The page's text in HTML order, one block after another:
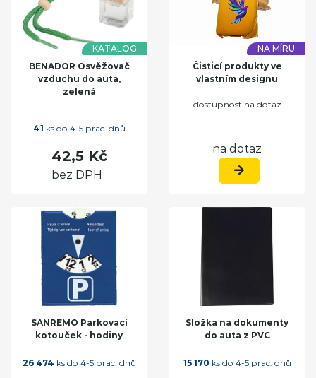
KATALOG
BENADOR Osvěžovač
vzduchu do auta,
zelená
41 ks do 4-5 prac. dnů
42,5 Kč
bez DPH
NA MÍRU
Čisticí produkty ve
vlastním designu
dostupnost na dotaz
na dotaz
SANREMO Parkovací
kotouček - hodiny
26 474 ks do 4-5 prac. dnů
Složka na dokumenty
do auta z PVC
15 170 ks do 4-5 prac. dnů